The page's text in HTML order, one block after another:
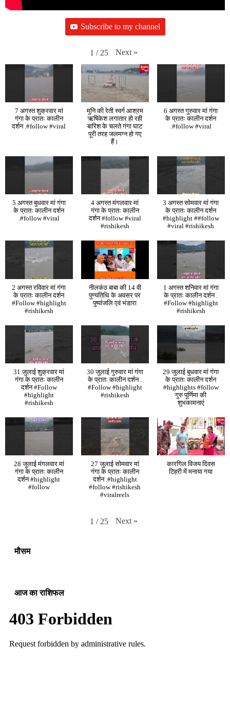
Subscribe to my channel
1 / 25 Next »
7 अगस्त शुक्रवार मां
गंगा के प्रातः कालीन
दर्शन .#follow #viral
मुनि की रेती स्वर्ग आश्रम
ऋषिकेश लगातार हो रही
बारिश के चलते गंगा घाट
पूरी तरह जलमग्न हो गए
हैं।
6 अगस्त गुरुवार मां गंगा
के प्रातः कालीन दर्शन
.#follow #viral
5 अगस्त बुधवार मां गंगा
के प्रातः कालीन दर्शन
.#follow #viral
4 अगस्त मंगलवार मां
गंगा के प्रातः कालीन
दर्शन #follow #viral
#rishikesh
3 अगस्त सोमवार मां गंगा
के प्रातः कालीन दर्शन
#highlight ##follow
#viral #rishikesh
2 अगस्त रविवार मां गंगा
के प्रातः कालीन दर्शन
#Follow #highlight
#rishikesh
नीलकंठ बाबा की 14 वी
पुण्यतिथि के अवसर पर
पुष्पांजलि एवं भंडारा
1 अगस्त शनिवार मां गंगा
के प्रातः कालीन दर्शन .
#Follow #highlight
#rishikesh
31 जुलाई शुक्रवार मां
गंगा के प्रातः कालीन
दर्शन #Follow
#highlight
#rishikesh
30 जुलाई गुरुवार मां गंगा
के प्रातः कालीन दर्शन .
#Follow #highlight
#rishikesh
29 जुलाई बुधवार मां गंगा
के प्रातः कालीन दर्शन
#highlights #follow
गुरु पूर्णिमा की
शुभकामनाएं
28 जुलाई मंगलवार मां
गंगा के प्रातः कालीन
दर्शन #highlight
#follow
27 जुलाई सोमवार मां
गंगा के प्रातः कालीन
दर्शन .#highlight
#follow #rishikesh
#viralreels
कारगिल विजय दिवस
टिहरी में मनाया गया
1 / 25 Next »
मौसम
आज का राशिफल